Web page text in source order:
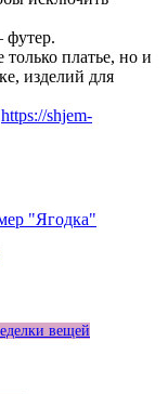
футер.
платье, но и
изделий для
https://shjem-
вещей